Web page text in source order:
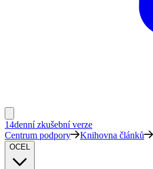
14denní zkušební verze
Centrum podpory
Knihovna článků
OCEL